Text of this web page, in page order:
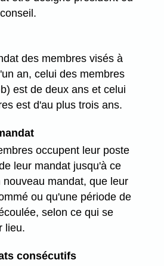
des membres visés à
an, celui des membres
est de deux ans et celui
est d'au plus trois ans.
occupent leur poste
leur mandat jusqu'à ce
mandat, que leur
ou qu'une période de
selon ce qui se
lieu.
consécutifs